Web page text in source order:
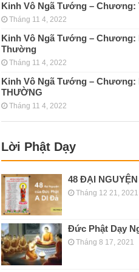
Kinh Vô Ngã Tướng – Chương:
Tháng 11 4, 2022
Kinh Vô Ngã Tướng –
Thường
Tháng 11 4, 2022
Kinh Vô Ngã Tướng – Chương:
THƯỜNG
Tháng 11 4, 2022
Lời Phật Dạy
48 ĐẠI
Tháng 12 21, 2021
Đức Phật Dạy
Tháng 8 17, 2021